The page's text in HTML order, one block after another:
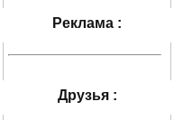
Реклама :
Друзья :